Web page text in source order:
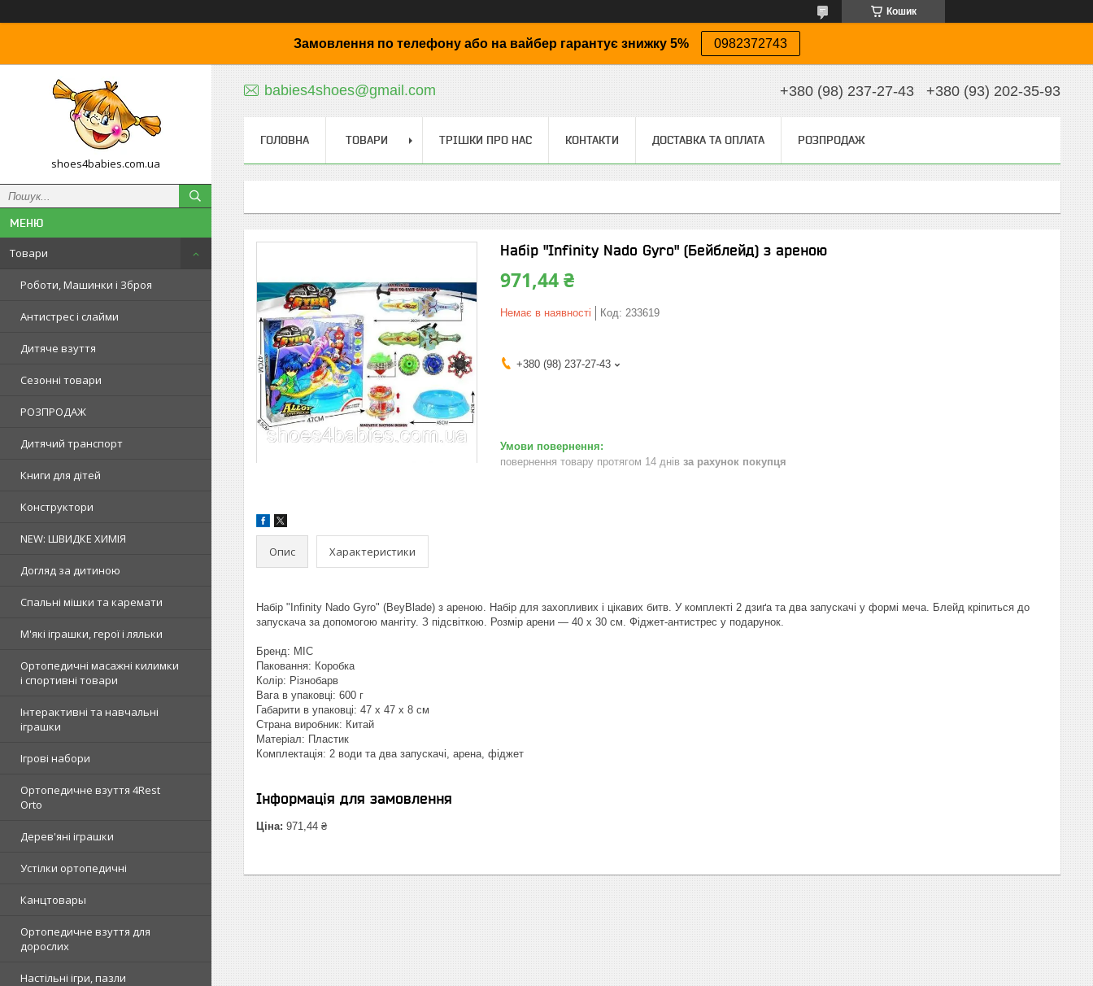
Кошик
Замовлення по телефону або на вайбер гарантує знижку 5% 0982372743
shoes4babies.com.ua
Товари
Роботи, Машинки і Зброя
Антистрес і слайми
Дитяче взуття
Сезонні товари
РОЗПРОДАЖ
Дитячий транспорт
Книги для дітей
Конструктори
NEW: ШВИДКЕ ХИМІЯ
Догляд за дитиною
Спальні мішки та каремати
М'які іграшки, герої і ляльки
Ортопедичні масажні килимки
і спортивні товари
Інтерактивні та навчальні
іграшки
Ігрові набори
Ортопедичне взуття 4Rest
Orto
Дерев'яні іграшки
Устілки ортопедичні
Канцтовары
Ортопедичне взуття для
дорослих
Настільні ігри, пазли
babies4shoes@gmail.com +380 (98) 237-27-43 +380 (93) 202-35-93
ГОЛОВНА ТОВАРИ ТРІШКИ ПРО НАС КОНТАКТИ ДОСТАВКА ТА ОПЛАТА РОЗПРОДАЖ
Набір "Infinity Nado Gyro" (Бейблейд) з ареною
971,44 ₴
Немає в наявності Код: 233619
+380 (98) 237-27-43
повернення товару протягом 14 днів за рахунок покупця
Опис Характеристики
Набір "Infinity Nado Gyro" (BeyBlade) з ареною. Набір для захопливих і цікавих битв. У комплекті 2 дзиґа та два запускачі у формі меча. Блейд кріпиться до
запускача за допомогою мангіту. З підсвіткою. Розмір арени — 40 х 30 см. Фіджет-антистрес у подарунок.
Бренд: MIC
Паковання: Коробка
Колір: Різнобарв
Вага в упаковці: 600 г
Габарити в упаковці: 47 x 47 x 8 см
Страна виробник: Китай
Матеріал: Пластик
Комплектація: 2 води та два запускачі, арена, фіджет
Інформація для замовлення
Ціна: 971,44 ₴